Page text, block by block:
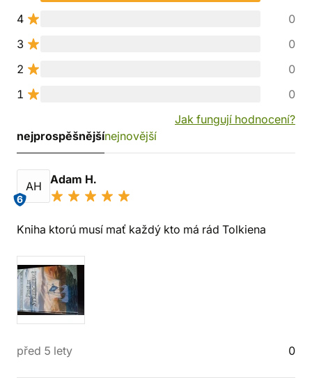
4
0
3
0
2
0
1
0
Jak fungují hodnocení?
nejprospěšnějšínejnovější
AH
6
Adam H.
Kniha ktorú musí mať každý kto má rád Tolkiena
před 5 lety 0